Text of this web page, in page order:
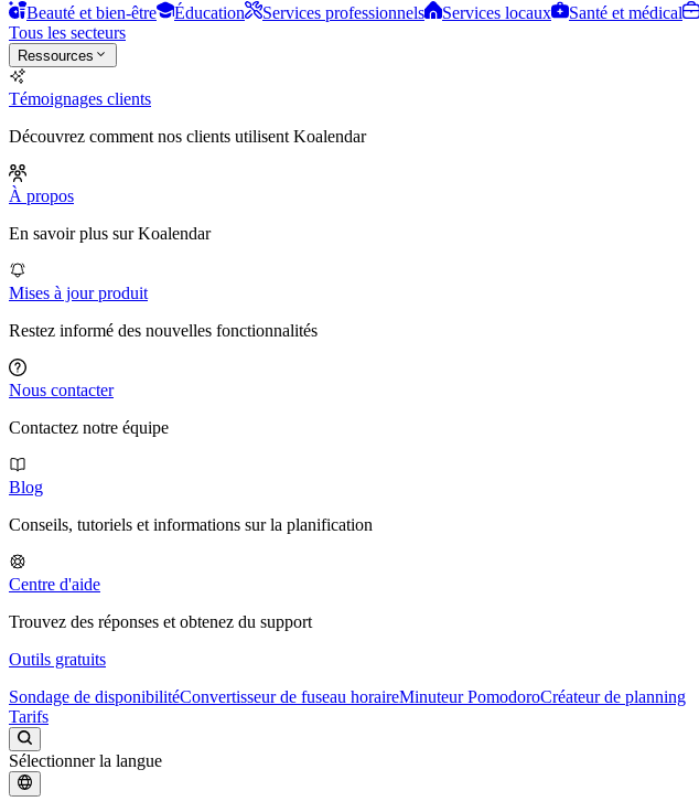
Beauté et bien-être Éducation Services professionnels Services locaux Santé et médical
Tous les secteurs
Ressources
Témoignages clients
Découvrez comment nos clients utilisent Koalendar
À propos
En savoir plus sur Koalendar
Mises à jour produit
Restez informé des nouvelles fonctionnalités
Nous contacter
Contactez notre équipe
Blog
Conseils, tutoriels et informations sur la planification
Centre d'aide
Trouvez des réponses et obtenez du support
Outils gratuits
Sondage de disponibilitéConvertisseur de fuseau horaireMinuteur PomodoroCréateur de planning
Tarifs
Sélectionner la langue